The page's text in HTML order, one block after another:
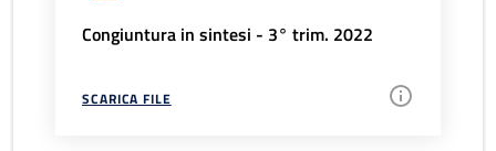
Congiuntura in sintesi - 3° trim. 2022
SCARICA FILE